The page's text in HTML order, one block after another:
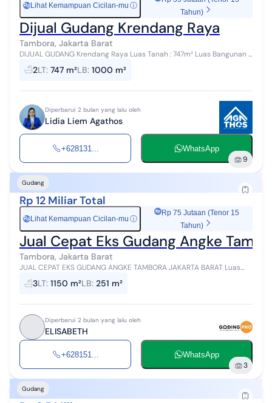
RpLihat Kemampuan Cicilan-mu ⓘ
Tahun)
Dijual Gudang Krendang Raya
Tambora, Jakarta Barat
DIJUAL GUDANG Krendang Raya Luas Tanah : 747m² Luas Bangunan :
1000 Kamar Mandi : 2 Lantai : 1 ¹/² lt Listrik : 7700kva , 7700 kva.4400
kva Sum...
2LT: 747 m²LB: 1000 m²
Diperbarui 2 bulan yang lalu oleh
Lidia Liem Agathos
+628131... WhatsApp
9
Gudang
Rp 12 Miliar Total
Rp Lihat Kemampuan Cicilan-mu ⓘ
Rp 75 Jutaan (Tenor 15
Tahun)
Jual Cepat Eks Gudang Angke
Tambora, Jakarta Barat
JUAL CEPAT EKS GUDANG ANGKE TAMBORA JAKARTA BARAT Luas
Tanah 1.150 m2 Luas Bangunan 251 m2 SHM PLN 6.600 Hadap Timur
Harga 12 M nego Hub : Eli...
3LT: 1150 m²LB: 251 m²
Diperbarui 2 bulan yang lalu oleh
ELISABETH
+628151... WhatsApp
3
Gudang